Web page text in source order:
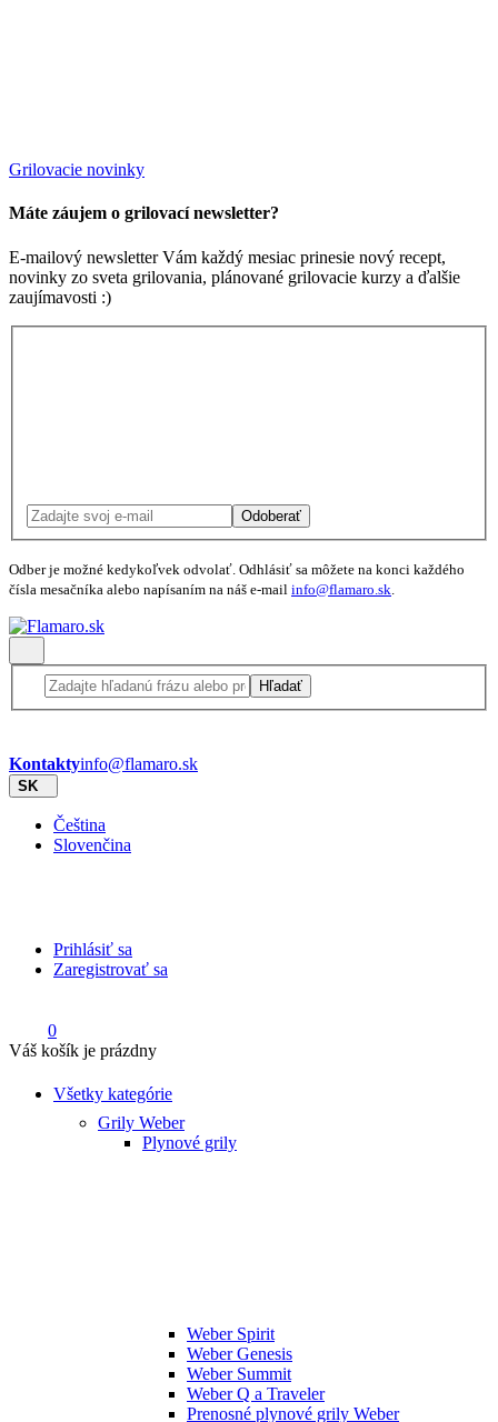
Grilovacie novinky
Máte záujem o grilovací newsletter?
E-mailový newsletter Vám každý mesiac prinesie nový recept,
novinky zo sveta grilovania, plánované grilovacie kurzy a ďalšie
zaujímavosti :)
Odoberať
Odber je možné kedykoľvek odvolať. Odhlásiť sa môžete na konci každého
čísla mesačníka alebo napísaním na náš e-mail info@flamaro.sk.
Hľadať
Kontaktyinfo@flamaro.sk
SK
Čeština
Slovenčina
Prihlásiť sa
Zaregistrovať sa
0
Váš košík je prázdny
Všetky kategórie
Grily Weber
Plynové grily
Weber Spirit
Weber Genesis
Weber Summit
Weber Q a Traveler
Prenosné plynové grily Weber